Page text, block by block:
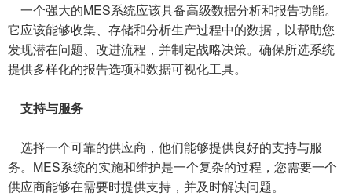
一个强大的MES系统应该具备高级数据分析和报告功能。
它应该能够收集、存储和分析生产过程中的数据，以帮助您
发现潜在问题、改进流程，并制定战略决策。确保所选系统
提供多样化的报告选项和数据可视化工具。
支持与服务
选择一个可靠的供应商，他们能够提供良好的支持与服
务。MES系统的实施和维护是一个复杂的过程，您需要一个
供应商能够在需要时提供支持，并及时解决问题。